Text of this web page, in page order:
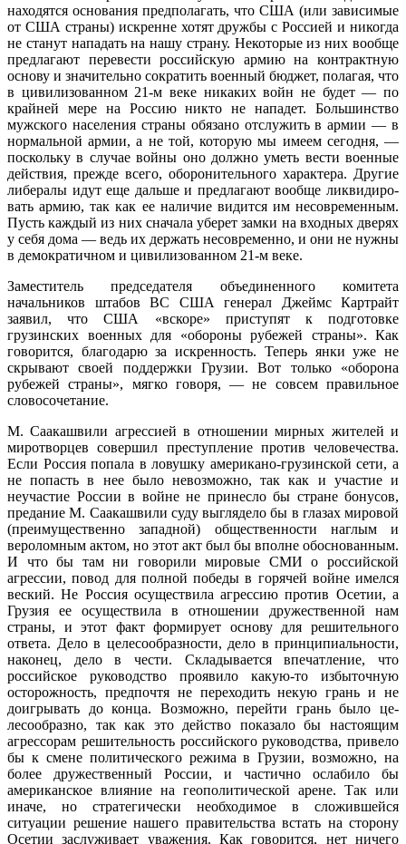
находятся основания предпола­гать, что США (или зависимые
от США страны) искренне хотят дружбы с Росси­ей и никогда
не станут нападать на нашу страну. Некоторые из них вообще
предла­гают перевести российскую армию на кон­трактную
основу и значительно сократить военный бюджет, полагая, что
в цивили­зованном 21-м веке никаких войн не бу­дет — по
крайней мере на Россию никто не нападет. Большинство
мужского насе­ления страны обязано отслужить в армии — в
нормальной армии, а не той, которую мы имеем сегодня, —
поскольку в случае войны оно должно уметь вести военные
действия, прежде всего, оборонительно­го характера. Другие
либералы идут еще дальше и предлагают вообще ликвидиро­
вать армию, так как ее наличие видится им несовременным.
Пусть каждый из них сначала уберет замки на входных дверях
у себя дома — ведь их держать несовре­менно, и они не нужны
в демократичном и цивилизованном 21-м веке.
Заместитель председателя объеди­ненного комитета
начальников штабов ВС США генерал Джеймс Картрайт
заявил, что США «вскоре» приступят к подготовке
грузинских военных для «обороны рубе­жей страны». Как
говорится, благодарю за искренность. Теперь янки уже не
скрывают своей поддержки Грузии. Вот только «обо­рона
рубежей страны», мягко говоря, — не совсем правильное
словосочетание.
М. Саакашвили агрессией в отноше­нии мирных жителей и
миротворцев со­вершил преступление против человечес­тва.
Если Россия попала в ловушку аме­рикано-грузинской сети, а
не попасть в нее было невозможно, так как и участие и
неучастие России в войне не принесло бы стране бонусов,
предание М. Саакаш­вили суду выглядело бы в глазах мировой
(преимущественно западной) обществен­ности наглым и
вероломным актом, но этот акт был бы вполне обоснованным.
И что бы там ни говорили мировые СМИ о российской
агрессии, повод для полной победы в горячей войне имелся
веский. Не Россия осуществила агрессию против Осетии, а
Грузия ее осуществила в отно­шении дружественной нам
страны, и этот факт формирует основу для решительного
ответа. Дело в целесообразности, дело в принципиальности,
наконец, дело в чести. Складывается впечатление, что
российское руководство проявило какую-то избыточ­ную
осторожность, предпочтя не пере­ходить некую грань и не
доигрывать до конца. Возможно, перейти грань было це­
лесообразно, так как это действо показало бы настоящим
агрессорам решительность российского руководства, привело
бы к смене политического режима в Грузии, возможно, на
более дружественный Рос­сии, и частично ослабило бы
американс­кое влияние на геополитической арене. Так или
иначе, но стратегически необходимое в сложившейся
ситуации решение нашего правительства встать на сторону
Осетии заслуживает уважения. Как говорится, нет ничего